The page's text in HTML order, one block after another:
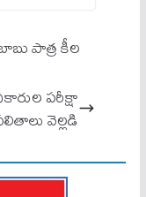
పాత్ర కీల
ప‌రీక్షా
వెల్ల‌డి